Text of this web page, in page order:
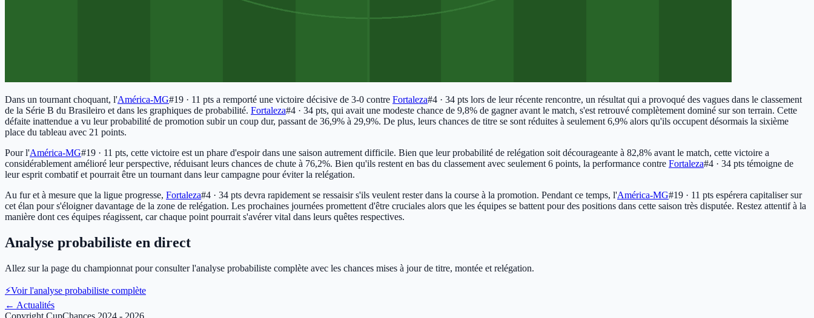
Dans un tournant choquant, l'América-MG#19 · 11 pts a remporté une victoire décisive de 3-0 contre Fortaleza#4 · 34 pts lors de leur récente rencontre, un résultat qui a provoqué des vagues dans le classement
de la Série B du Brasileiro et dans les graphiques de probabilité. Fortaleza#4 · 34 pts, qui avait une modeste chance de 9,8% de gagner avant le match, s'est retrouvé complètement dominé sur son terrain. Cette
défaite inattendue a vu leur probabilité de promotion subir un coup dur, passant de 36,9% à 29,9%. De plus, leurs chances de titre se sont réduites à seulement 6,9% alors qu'ils occupent désormais la sixième
place du tableau avec 21 points.
Pour l'América-MG#19 · 11 pts, cette victoire est un phare d'espoir dans une saison autrement difficile. Bien que leur probabilité de relégation soit décourageante à 82,8% avant le match, cette victoire a
considérablement amélioré leur perspective, réduisant leurs chances de chute à 76,2%. Bien qu'ils restent en bas du classement avec seulement 6 points, la performance contre Fortaleza#4 · 34 pts témoigne de
leur esprit combatif et pourrait être un tournant dans leur campagne pour éviter la relégation.
Au fur et à mesure que la ligue progresse, Fortaleza#4 · 34 pts devra rapidement se ressaisir s'ils veulent rester dans la course à la promotion. Pendant ce temps, l'América-MG#19 · 11 pts espérera capitaliser sur
cet élan pour s'éloigner davantage de la zone de relégation. Les prochaines journées promettent d'être cruciales alors que les équipes se battent pour des positions dans cette saison très disputée. Restez attentif à la
manière dont ces équipes réagissent, car chaque point pourrait s'avérer vital dans leurs quêtes respectives.
Analyse probabiliste en direct
Allez sur la page du championnat pour consulter l'analyse probabiliste complète avec les chances mises à jour de titre, montée et relégation.
⚡Voir l'analyse probabiliste complète
← Actualités
Copyright CupChances 2024 - 2026